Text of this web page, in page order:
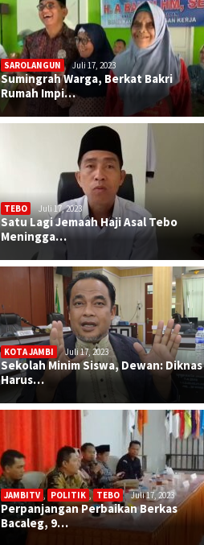
SAROLANGUN Juli 17, 2023
Sumingrah Warga, Berkat Bakri
Rumah Impi…
TEBO Juli 17, 2023
Satu Lagi Jemaah Haji Asal Tebo
Meningga…
KOTA JAMBI Juli 17, 2023
Sekolah Minim Siswa, Dewan: Diknas
Harus…
JAMBITV POLITIK , TEBO Juli 17, 2023
Perpanjangan Perbaikan Berkas
Bacaleg, 9…